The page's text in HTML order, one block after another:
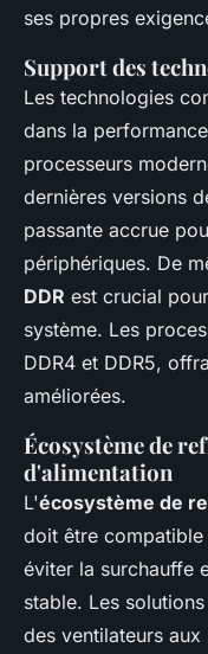
ses propres
Support des
Les technologies
dans la
processeurs
dernières versions
passante accrue
périphériques. De
DDR est crucial
système. Les
DDR4 et DDR5,
améliorées.
Écosystème de
d'alimentation
L'écosystème de
doit être
éviter la surchauffe
stable. Les
des ventilateurs